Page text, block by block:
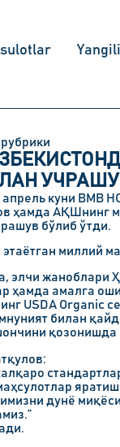
апрель куни BMB
ҳамда АҚШнинг
бўлиб ўтди.
миллий
элчи жаноблари
ҳамда амалга
USDA Organic
билан
дунё